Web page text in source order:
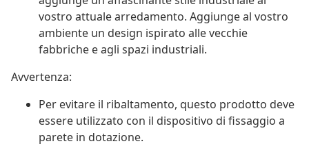
vostro attuale arredamento. Aggiunge al vostro
ambiente un design ispirato alle vecchie
fabbriche e agli spazi industriali.
Avvertenza:
Per evitare il ribaltamento, questo prodotto deve
essere utilizzato con il dispositivo di fissaggio a
parete in dotazione.